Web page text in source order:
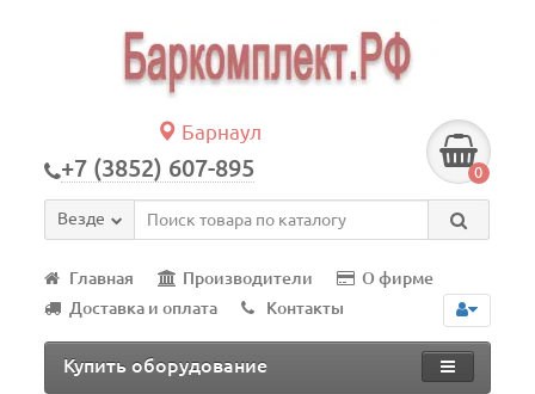
Барнаул
+7 (3852) 607-895 0
Везде
Главная Производители
О фирме
Доставка и оплата
Контакты
Купить оборудование